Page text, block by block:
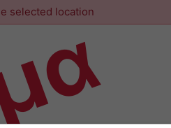
selected location